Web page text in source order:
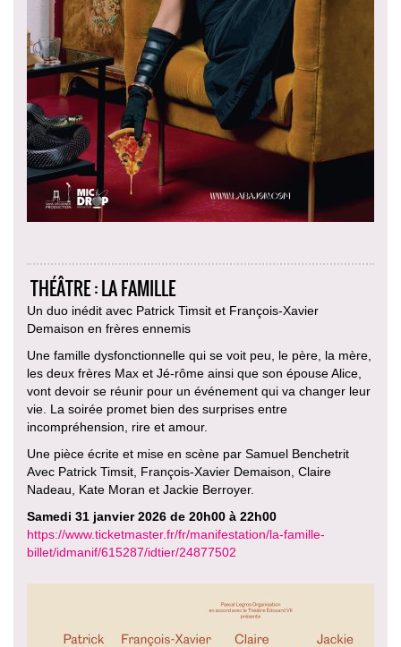
THÉÂTRE : LA FAMILLE
Un duo inédit avec Patrick Timsit et François-Xavier
Demaison en frères ennemis
Une famille dysfonctionnelle qui se voit peu, le père, la mère,
les deux frères Max et Jé-rôme ainsi que son épouse Alice,
vont devoir se réunir pour un événement qui va changer leur
vie. La soirée promet bien des surprises entre
incompréhension, rire et amour.
Une pièce écrite et mise en scène par Samuel Benchetrit
Avec Patrick Timsit, François-Xavier Demaison, Claire
Nadeau, Kate Moran et Jackie Berroyer.
Samedi 31 janvier 2026 de 20h00 à 22h00
https://www.ticketmaster.fr/fr/manifestation/la-famille-
billet/idmanif/615287/idtier/24877502